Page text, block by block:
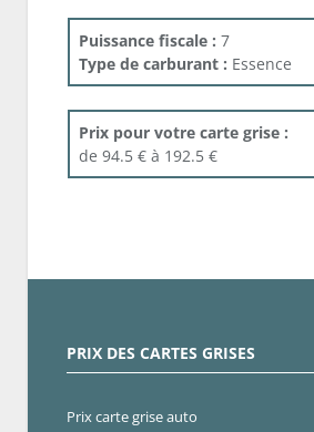
Puissance fiscale : 7
Type de carburant : Essence
Prix pour votre carte grise :
de 94.5 € à 192.5 €
PRIX DES CARTES GRISES
Prix carte grise auto